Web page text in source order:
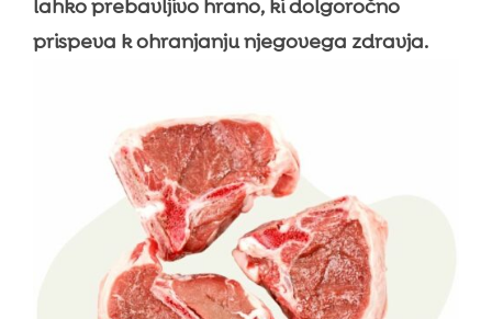
lahko prebavljivo hrano, ki dolgoročno
prispeva k ohranjanju njegovega zdravja.